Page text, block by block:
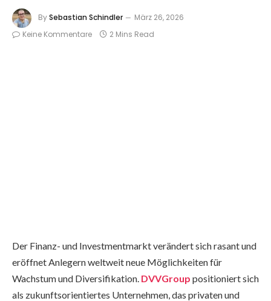
BySebastian Schindler
März 26, 2026
Keine Kommentare
2 Mins Read
Der Finanz- und Investmentmarkt verändert sich rasant und
eröffnet Anlegern weltweit neue Möglichkeiten für
Wachstum und Diversifikation. DVVGroup positioniert sich
als zukunftsorientiertes Unternehmen, das privaten und